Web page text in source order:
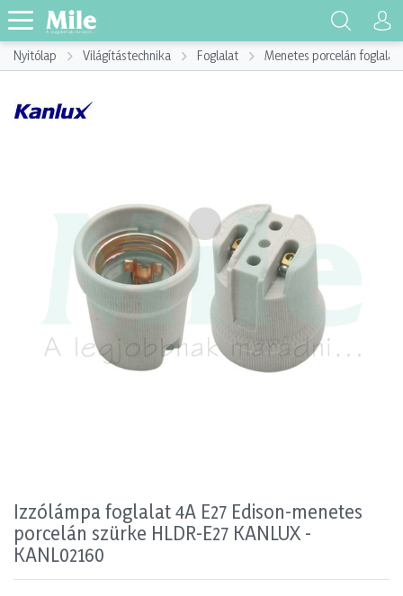
Nyitólap Világítástechnika Foglalat Menetes porcelán foglalat
Izzólámpa foglalat 4A E27 Edison-menetes
porcelán szürke HLDR-E27 KANLUX -
KANL02160